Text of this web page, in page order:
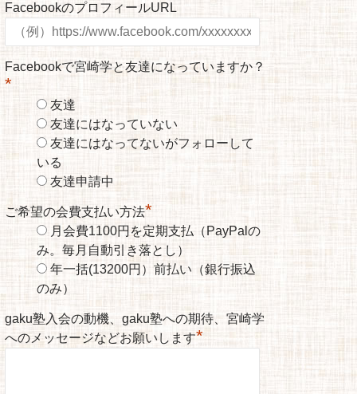
FacebookのプロフィールURL
Facebookで宮崎学と友達になっていますか？
*
友達
友達にはなっていない
友達にはなってないがフォローして
いる
友達申請中
ご希望の会費支払い方法*
月会費1100円を定期支払（PayPalの
み。毎月自動引き落とし）
年一括(13200円）前払い（銀行振込
のみ）
gaku塾入会の動機、gaku塾への期待、宮崎学
へのメッセージなどお願いします*